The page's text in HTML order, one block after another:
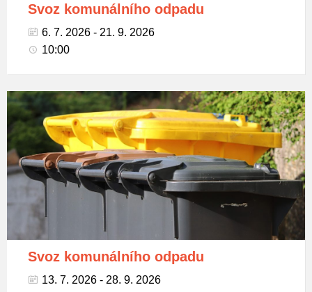
Svoz komunálního odpadu
6. 7. 2026 - 21. 9. 2026
10:00
Popelnice
na
tříděný
odpad
Svoz komunálního odpadu
13. 7. 2026 - 28. 9. 2026